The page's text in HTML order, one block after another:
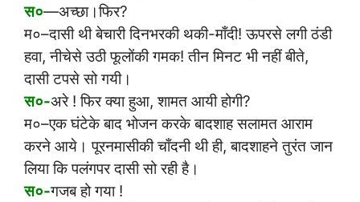
स०—अच्छा।फिर?
म०–दासी थी बेचारी दिनभरकी थकी-माँदी! ऊपरसे लगी ठंडी
हवा, नीचेसे उठी फूलोंकी गमक! तीन मिनट भी नहीं बीते,
दासी टपसे सो गयी।
स०-अरे ! फिर क्या हुआ, शामत आयी होगी?
म०–एक घंटेके बाद भोजन करके बादशाह सलामत आराम
करने आये। पूरनमासीकी चाँदनी थी ही, बादशाहने तुरंत जान
लिया कि पलंगपर दासी सो रही है।
स०-गजब हो गया !